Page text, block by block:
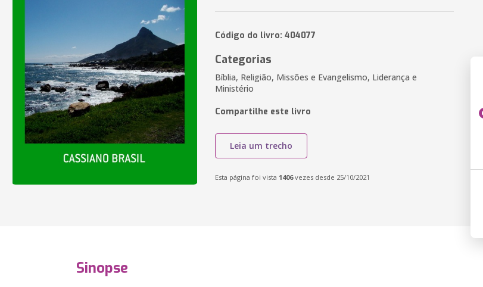
Código do livro: 404077
Categorias
Bíblia, Religião, Missões e Evangelismo, Liderança e
Ministério
Compartilhe este livro
Leia um trecho
Esta página foi vista 1406vezes desde 25/10/2021
Sinopse